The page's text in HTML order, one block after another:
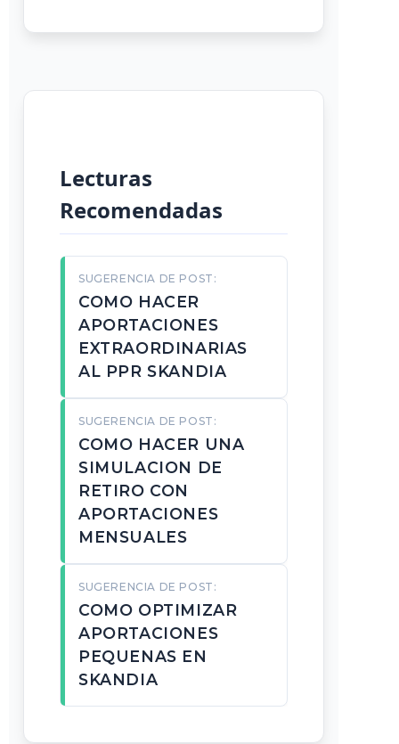
Lecturas
Recomendadas
SUGERENCIA DE POST:
COMO HACER
APORTACIONES
EXTRAORDINARIAS
AL PPR SKANDIA
SUGERENCIA DE POST:
COMO HACER UNA
SIMULACION DE
RETIRO CON
APORTACIONES
MENSUALES
SUGERENCIA DE POST:
COMO OPTIMIZAR
APORTACIONES
PEQUENAS EN
SKANDIA